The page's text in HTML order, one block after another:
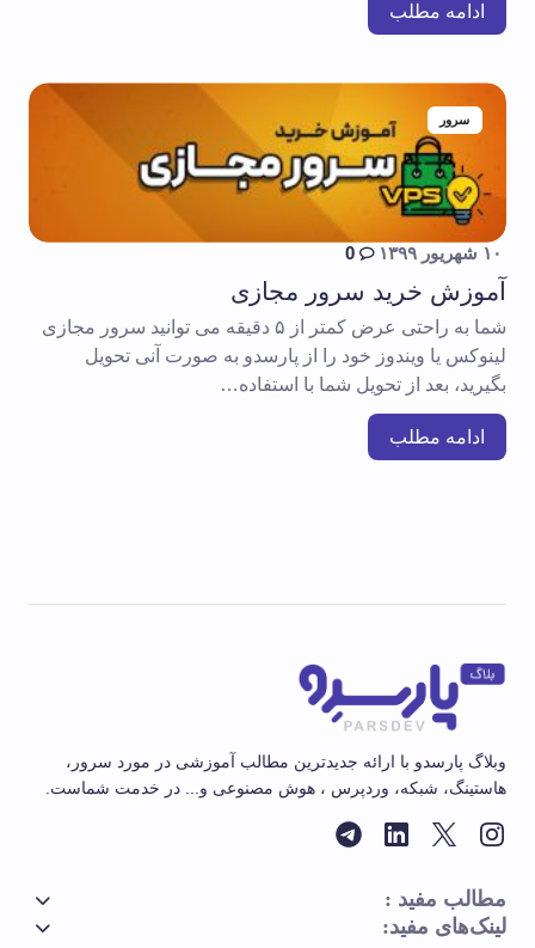
ادامه مطلب
سرور
۱۰ شهریور ۱۳۹۹ 0
آموزش خرید سرور مجازی
شما به راحتی عرض کمتر از ۵ دقیقه می توانید سرور مجازی
لینوکس یا ویندوز خود را از پارسدو به صورت آنی تحویل
بگیرید، بعد از تحویل شما با استفاده…
ادامه مطلب
وبلاگ پارسدو با ارائه جدیدترین مطالب آموزشی در مورد سرور،
هاستینگ، شبکه، وردپرس ، هوش مصنوعی و... در خدمت شماست.
مطالب مفید :
لینک‌های مفید: